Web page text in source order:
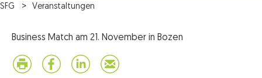
SFG Veranstaltungen
Business Match am 21. November in Bozen